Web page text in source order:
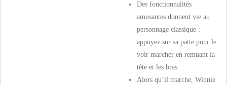
Des fonctionnalités
amusantes donnent vie au
personnage classique :
appuyez sur sa patte pour le
voir marcher en remuant la
tête et les bras.
Alors qu’il marche, Winnie